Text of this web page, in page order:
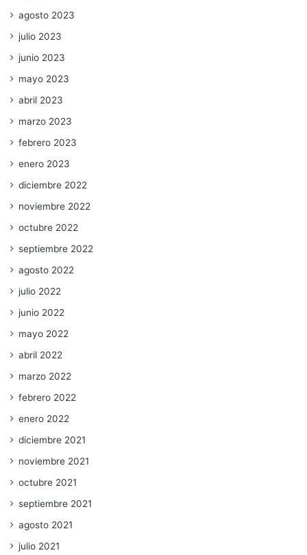
agosto 2023
julio 2023
junio 2023
mayo 2023
abril 2023
marzo 2023
febrero 2023
enero 2023
diciembre 2022
noviembre 2022
octubre 2022
septiembre 2022
agosto 2022
julio 2022
junio 2022
mayo 2022
abril 2022
marzo 2022
febrero 2022
enero 2022
diciembre 2021
noviembre 2021
octubre 2021
septiembre 2021
agosto 2021
julio 2021